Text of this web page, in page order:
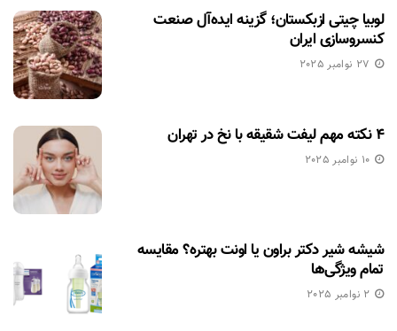
لوبیا چیتی ازبکستان؛ گزینه ایده‌آل صنعت
کنسروسازی ایران
27 نوامبر 2025
۴ نکته مهم لیفت شقیقه با نخ در تهران
10 نوامبر 2025
شیشه شیر دکتر براون یا اونت بهتره؟ مقایسه
تمام ویژگی‌ها
2 نوامبر 2025